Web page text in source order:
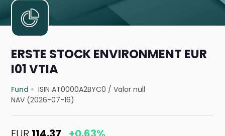
ERSTE STOCK ENVIRONMENT EUR
I01 VTIA
Fund ISIN AT0000A2BYC0 /Valor null
NAV (2026-07-16)